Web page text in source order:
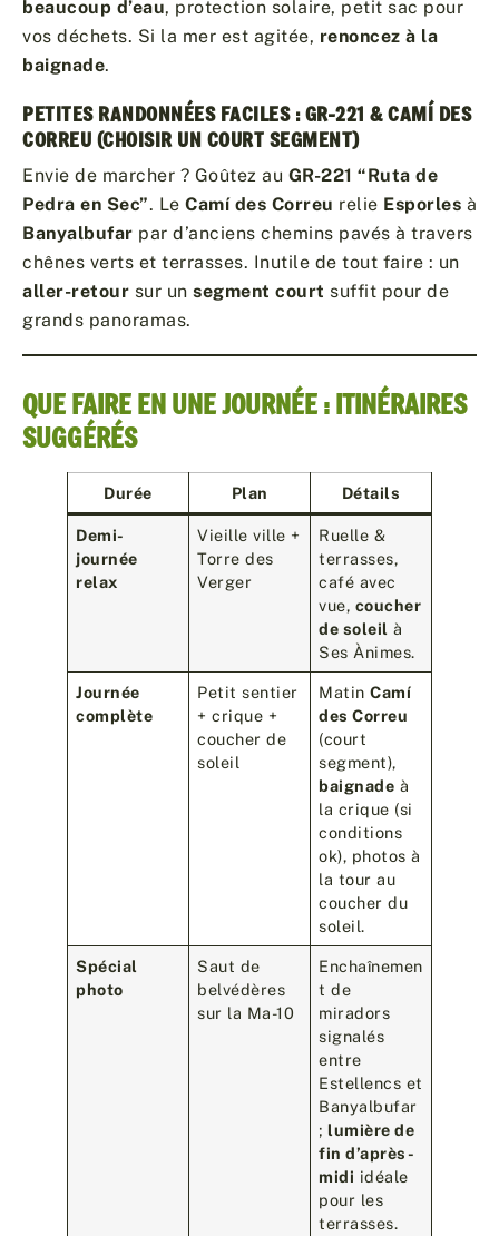
beaucoup d’eau, protection solaire, petit sac pour
vos déchets. Si la mer est agitée, renoncez à la
baignade.
PETITES RANDONNÉES FACILES : GR-221 & CAMÍ DES
CORREU (CHOISIR UN COURT SEGMENT)
Envie de marcher ? Goûtez au GR-221 “Ruta de
Pedra en Sec”. Le Camí des Correu relie Esporles à
Banyalbufar par d’anciens chemins pavés à travers
chênes verts et terrasses. Inutile de tout faire : un
aller-retour sur un segment court suffit pour de
grands panoramas.
QUE FAIRE EN UNE JOURNÉE : ITINÉRAIRES
SUGGÉRÉS
Durée Plan Détails
Demi-
journée
relax
Vieille ville +
Torre des
Verger
Ruelle &
terrasses,
café avec
vue, coucher
de soleil à
Ses Ànimes.
Journée
complète
Petit sentier
+ crique +
coucher de
soleil
MatinCamí
des Correu
(court
segment),
baignade à
la crique (si
conditions
ok), photos à
la tour au
coucher du
soleil.
Spécial
photo
Saut de
belvédères
sur la Ma-10
Enchaînemen
t de
miradors
signalés
entre
Estellencs et
Banyalbufar
; lumière de
fin d’après-
midi idéale
pour les
terrasses.